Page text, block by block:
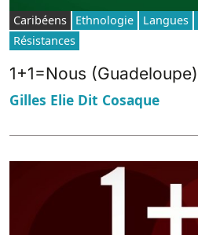
Caribéens Ethnologie Langues
Résistances
1+1=Nous (Guadeloupe)
Gilles Elie Dit Cosaque